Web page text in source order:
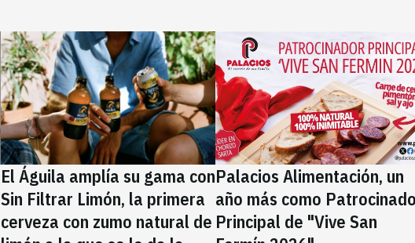
El Águila amplía su gama con
Sin Filtrar Limón, la primera
cerveza con zumo natural de
Palacios Alimentación, un
año más como
Principal de "Vive San